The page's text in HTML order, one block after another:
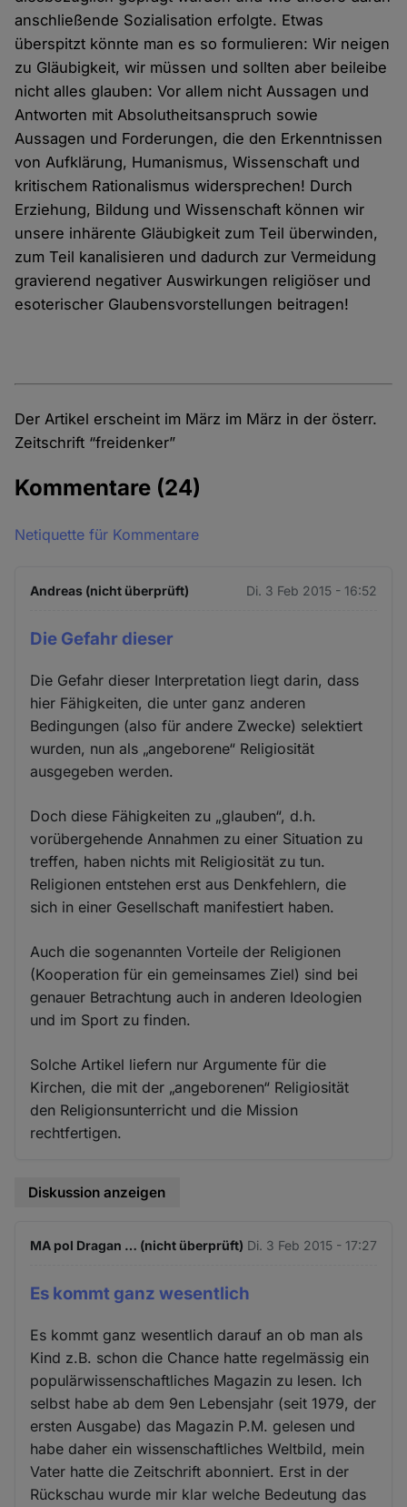
anschließende Sozialisation erfolgte. Etwas
überspitzt könnte man es so formulieren: Wir neigen
zu Gläubigkeit, wir müssen und sollten aber beileibe
nicht alles glauben: Vor allem nicht Aussagen und
Antworten mit Absolutheitsanspruch sowie
Aussagen und Forderungen, die den Erkenntnissen
von Aufklärung, Humanismus, Wissenschaft und
kritischem Rationalismus widersprechen! Durch
Erziehung, Bildung und Wissenschaft können wir
unsere inhärente Gläubigkeit zum Teil überwinden,
zum Teil kanalisieren und dadurch zur Vermeidung
gravierend negativer Auswirkungen religiöser und
esoterischer Glaubensvorstellungen beitragen!
Der Artikel erscheint im März im März in der österr.
Zeitschrift “freidenker”
Kommentare (24)
Netiquette für Kommentare
Andreas (nicht überprüft) Di. 3 Feb 2015 - 16:52
Die Gefahr dieser
Die Gefahr dieser Interpretation liegt darin, dass
hier Fähigkeiten, die unter ganz anderen
Bedingungen (also für andere Zwecke) selektiert
wurden, nun als „angeborene“ Religiosität
ausgegeben werden.
Doch diese Fähigkeiten zu „glauben“, d.h.
vorübergehende Annahmen zu einer Situation zu
treffen, haben nichts mit Religiosität zu tun.
Religionen entstehen erst aus Denkfehlern, die
sich in einer Gesellschaft manifestiert haben.
Auch die sogenannten Vorteile der Religionen
(Kooperation für ein gemeinsames Ziel) sind bei
genauer Betrachtung auch in anderen Ideologien
und im Sport zu finden.
Solche Artikel liefern nur Argumente für die
Kirchen, die mit der „angeborenen“ Religiosität
den Religionsunterricht und die Mission
rechtfertigen.
Diskussion anzeigen
MA pol Dragan … (nicht überprüft) Di. 3 Feb 2015 - 17:27
Es kommt ganz wesentlich
Es kommt ganz wesentlich darauf an ob man als
Kind z.B. schon die Chance hatte regelmässig ein
populärwissenschaftliches Magazin zu lesen. Ich
selbst habe ab dem 9en Lebensjahr (seit 1979, der
ersten Ausgabe) das Magazin P.M. gelesen und
habe daher ein wissenschaftliches Weltbild, mein
Vater hatte die Zeitschrift abonniert. Erst in der
Rückschau wurde mir klar welche Bedeutung das